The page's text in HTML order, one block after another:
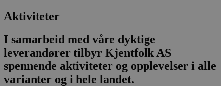
Aktiviteter
I samarbeid med våre dyktige
leverandører tilbyr Kjentfolk AS
spennende aktiviteter og opplevelser i alle
varianter og i hele landet.